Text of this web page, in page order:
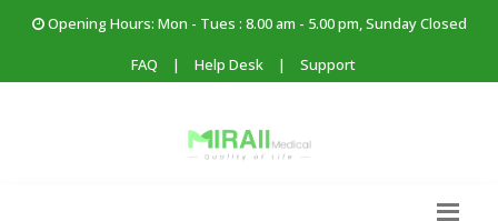
Opening Hours: Mon - Tues : 8.00 am - 5.00 pm, Sunday Closed
FAQ | Help Desk | Support